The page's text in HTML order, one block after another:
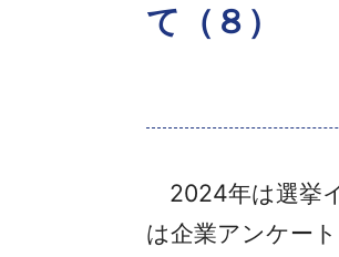
て（８）
2024年は選挙
は企業アンケー